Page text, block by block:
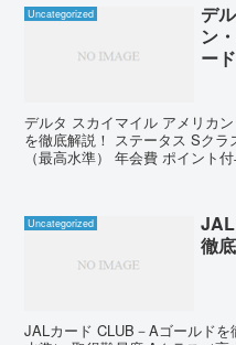
Uncategorized
デ
ン
ー
デルタ スカイマイル アメリカ
を徹底解説！ ステータス Sク
（最高水準） 年会費 ポイント
Uncategorized
徹
JALカード CLUB－Aゴールド